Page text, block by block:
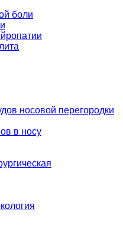
боли
носовой перегородки
в носу